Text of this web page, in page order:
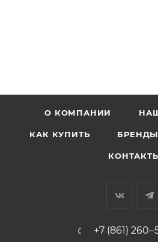
О КОМПАНИИ
КАК КУПИТЬ БРЕНДЫ
+7 (861)